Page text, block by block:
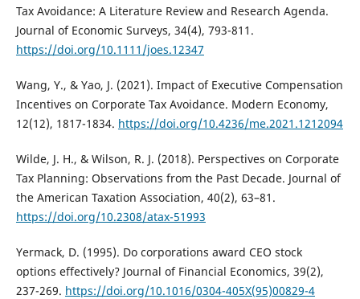
Tax Avoidance: A Literature Review and Research Agenda.
Journal of Economic Surveys, 34(4), 793-811.
https://doi.org/10.1111/joes.12347
Wang, Y., & Yao, J. (2021). Impact of Executive Compensation
Incentives on Corporate Tax Avoidance. Modern Economy,
12(12), 1817-1834. https://doi.org/10.4236/me.2021.1212094
Wilde, J. H., & Wilson, R. J. (2018). Perspectives on Corporate
Tax Planning: Observations from the Past Decade. Journal of
the American Taxation Association, 40(2), 63–81.
https://doi.org/10.2308/atax-51993
Yermack, D. (1995). Do corporations award CEO stock
options effectively? Journal of Financial Economics, 39(2),
237-269. https://doi.org/10.1016/0304-405X(95)00829-4